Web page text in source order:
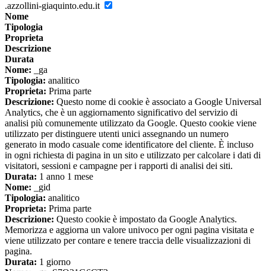
.azzollini-giaquinto.edu.it
Nome
Tipologia
Proprieta
Descrizione
Durata
Nome: _ga
Tipologia: analitico
Proprieta: Prima parte
Descrizione: Questo nome di cookie è associato a Google Universal
Analytics, che è un aggiornamento significativo del servizio di
analisi più comunemente utilizzato da Google. Questo cookie viene
utilizzato per distinguere utenti unici assegnando un numero
generato in modo casuale come identificatore del cliente. È incluso
in ogni richiesta di pagina in un sito e utilizzato per calcolare i dati di
visitatori, sessioni e campagne per i rapporti di analisi dei siti.
Durata: 1 anno 1 mese
Nome: _gid
Tipologia: analitico
Proprieta: Prima parte
Descrizione: Questo cookie è impostato da Google Analytics.
Memorizza e aggiorna un valore univoco per ogni pagina visitata e
viene utilizzato per contare e tenere traccia delle visualizzazioni di
pagina.
Durata: 1 giorno